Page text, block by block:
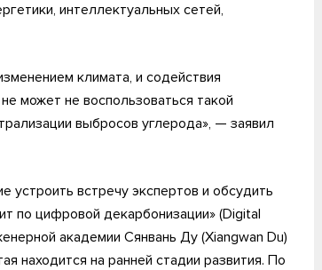
интеллектуальных сетей,
климата, и содействия
может не воспользоваться такой
выбросов углерода», — заявил
устроить встречу экспертов и обсудить
по цифровой декарбонизации» (Digital
академии Сянвань Ду (Xiangwan Du)
находится на ранней стадии развития. По